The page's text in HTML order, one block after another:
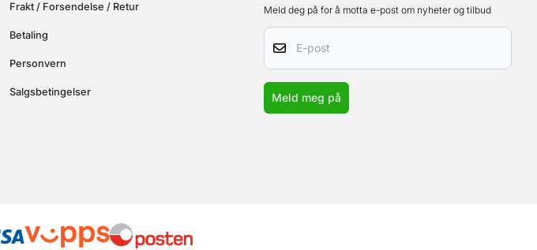
Frakt / Forsendelse / Retur
Betaling
Personvern
Salgsbetingelser
Meld deg på for å motta e-post om nyheter og tilbud
E-post
Meld meg på